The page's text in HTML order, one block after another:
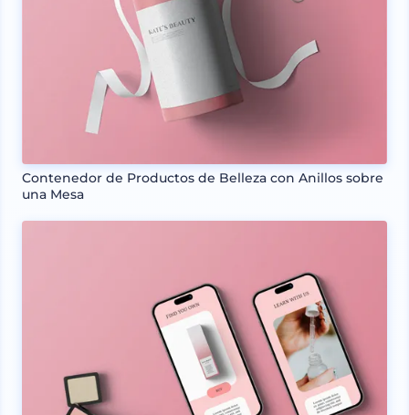
Contenedor de Productos de Belleza con Anillos sobre
una Mesa